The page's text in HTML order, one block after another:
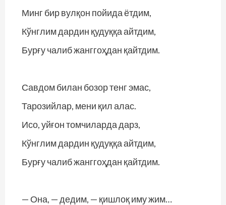
Минг бир вулқон пойида ётдим,
Кўнглим дардин қудуққа айтдим,
Бурғу чалиб жанггоҳдан қайтдим.
Савдом билан бозор тенг эмас,
Тарозийлар, мени қил алас.
Исо, уйғон томчиларда дарз,
Кўнглим дардин қудуққа айтдим,
Бурғу чалиб жанггоҳдан қайтдим.
— Она, — дедим, — қишлоқ иму жим…